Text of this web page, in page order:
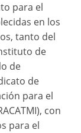
para el
en los
tanto del
de
de
de
para el
con
para el